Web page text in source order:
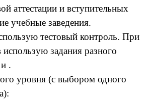
аттестации и вступительных
учебные заведения.
тестовый контроль. При
использую задания разного
.
уровня (с выбором одного